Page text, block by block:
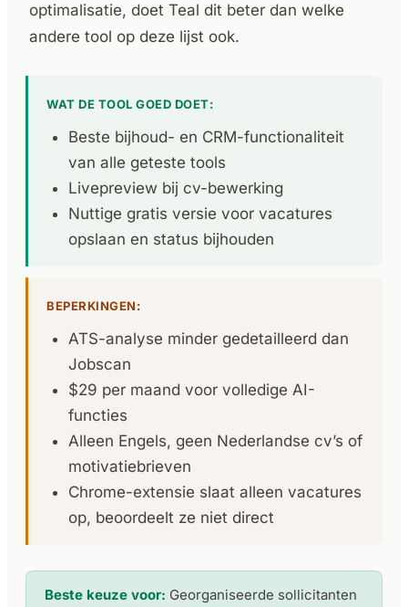
optimalisatie, doet Teal dit beter dan welke
andere tool op deze lijst ook.
WAT DE TOOL GOED DOET:
Beste bijhoud- en CRM-functionaliteit
van alle geteste tools
Livepreview bij cv-bewerking
Nuttige gratis versie voor vacatures
opslaan en status bijhouden
BEPERKINGEN:
ATS-analyse minder gedetailleerd dan
Jobscan
$29 per maand voor volledige AI-
functies
Alleen Engels, geen Nederlandse cv’s of
motivatiebrieven
Chrome-extensie slaat alleen vacatures
op, beoordeelt ze niet direct
Beste keuze voor: Georganiseerde sollicitanten